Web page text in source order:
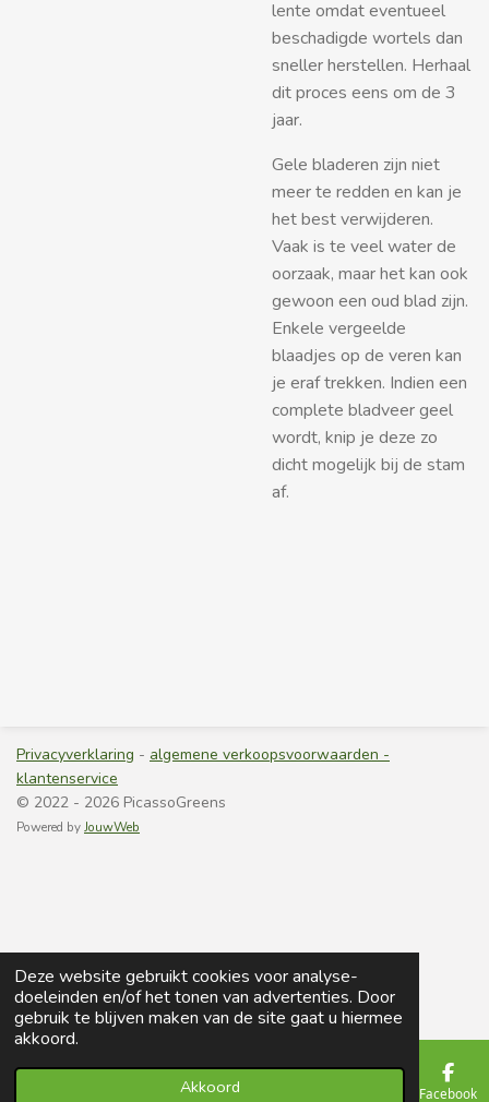
Deze website gebruikt cookies voor analyse-
doeleinden en/of het tonen van advertenties. Door
gebruik te blijven maken van de site gaat u hiermee
akkoord.
Akkoord
lente omdat eventueel
beschadigde wortels dan
sneller herstellen. Herhaal
dit proces eens om de 3
jaar.
Gele bladeren zijn niet
meer te redden en kan je
het best verwijderen.
Vaak is te veel water de
oorzaak, maar het kan ook
gewoon een oud blad zijn.
Enkele vergeelde
blaadjes op de veren kan
je eraf trekken. Indien een
complete bladveer geel
wordt, knip je deze zo
dicht mogelijk bij de stam
af.
Privacyverklaring - algemene verkoopsvoorwaarden -
klantenservice
© 2022 - 2026 PicassoGreens
Powered byJouwWeb
Telefoonnummer Facebook